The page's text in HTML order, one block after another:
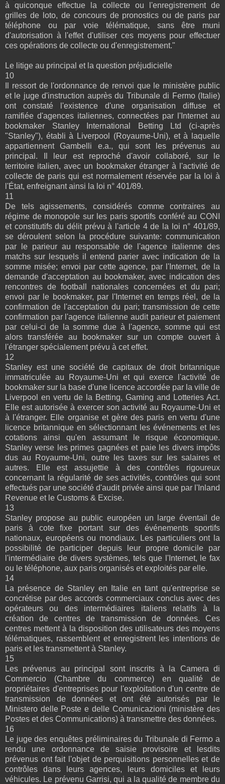
à quiconque effectue la collecte ou l'enregistrement de
grilles de loto, de concours de pronostics ou de paris par
téléphone ou par voie télématique, sans être muni
d'autorisation à l'effet d'utiliser ces moyens pour effectuer
ces opérations de collecte ou d'enregistrement."
Le litige au principal et la question préjudicielle
10
Il ressort de l'ordonnance de renvoi que le ministère public
et le juge d'instruction auprès du Tribunale di Fermo (Italie)
ont constaté l'existence d'une organisation diffuse et
ramifiée d'agences italiennes, connectées par l'Internet au
bookmaker Stanley International Betting Ltd (ci-après
"Stanley"), établi à Liverpool (Royaume-Uni), et à laquelle
appartiennent Gambelli e.a., qui sont les prévenus au
principal. Il leur est reproché d'avoir collaboré, sur le
territoire italien, avec un bookmaker étranger à l'activité de
collecte de paris qui est normalement réservée par la loi à
l'État, enfreignant ainsi la loi n° 401/89.
11
De tels agissements, considérés comme contraires au
régime de monopole sur les paris sportifs conféré au CONI
et constitutifs du délit prévu à l'article 4 de la loi n° 401/89,
se déroulent selon la procédure suivante: communication
par le parieur au responsable de l'agence italienne des
matchs sur lesquels il entend parier avec indication de la
somme misée; envoi par cette agence, par l'Internet, de la
demande d'acceptation au bookmaker, avec indication des
rencontres de football nationales concernées et du pari;
envoi par le bookmaker, par l'Internet en temps réel, de la
confirmation de l'acceptation du pari; transmission de cette
confirmation par l'agence italienne audit parieur et paiement
par celui-ci de la somme due à l'agence, somme qui est
alors transférée au bookmaker sur un compte ouvert à
l'étranger spécialement prévu à cet effet.
12
Stanley est une société de capitaux de droit britannique
immatriculée au Royaume-Uni et qui exerce l'activité de
bookmaker sur la base d'une licence accordée par la ville de
Liverpool en vertu de la Betting, Gaming and Lotteries Act.
Elle est autorisée à exercer son activité au Royaume-Uni et
à l'étranger. Elle organise et gère des paris en vertu d'une
licence britannique en sélectionnant les événements et les
cotations ainsi qu'en assumant le risque économique.
Stanley verse les primes gagnées et paie les divers impôts
dus au Royaume-Uni, outre les taxes sur les salaires et
autres. Elle est assujettie à des contrôles rigoureux
concernant la régularité de ses activités, contrôles qui sont
effectués par une société d'audit privée ainsi que par l'Inland
Revenue et le Customs & Excise.
13
Stanley propose au public européen un large éventail de
paris à cote fixe portant sur des événements sportifs
nationaux, européens ou mondiaux. Les particuliers ont la
possibilité de participer depuis leur propre domicile par
l'intermédiaire de divers systèmes, tels que l'Internet, le fax
ou le téléphone, aux paris organisés et exploités par elle.
14
La présence de Stanley en Italie en tant qu'entreprise se
concrétise par des accords commerciaux conclus avec des
opérateurs ou des intermédiaires italiens relatifs à la
création de centres de transmission de données. Ces
centres mettent à la disposition des utilisateurs des moyens
télématiques, rassemblent et enregistrent les intentions de
paris et les transmettent à Stanley.
15
Les prévenus au principal sont inscrits à la Camera di
Commercio (Chambre du commerce) en qualité de
propriétaires d'entreprises pour l'exploitation d'un centre de
transmission de données et ont été autorisés par le
Ministero delle Poste e delle Comunicazioni (ministère des
Postes et des Communications) à transmettre des données.
16
Le juge des enquêtes préliminaires du Tribunale di Fermo a
rendu une ordonnance de saisie provisoire et lesdits
prévenus ont fait l'objet de perquisitions personnelles et de
contrôles dans leurs agences, leurs domiciles et leurs
véhicules. Le prévenu Garrisi, qui a la qualité de membre du